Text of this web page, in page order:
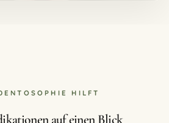
HILFT
auf einen Blick